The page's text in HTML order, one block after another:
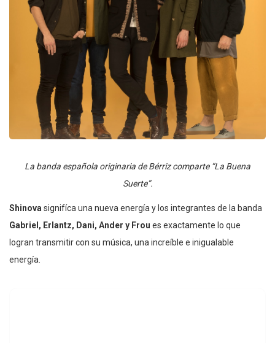
La banda española originaria de Bérriz comparte “La Buena
Suerte”.
Shinova signifíca una nueva energía y los integrantes de la banda
Gabriel, Erlantz, Dani, Ander y Frou es exactamente lo que
logran transmitir con su música, una increíble e inigualable
energía.